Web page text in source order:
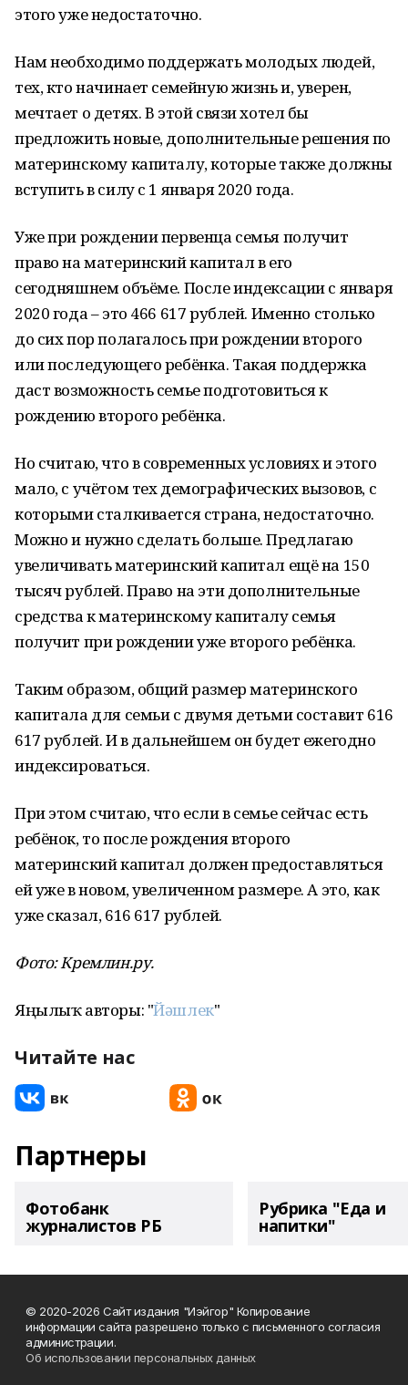
этого уже недостаточно.
Нам необходимо поддержать молодых людей,
тех, кто начинает семейную жизнь и, уверен,
мечтает о детях. В этой связи хотел бы
предложить новые, дополнительные решения по
материнскому капиталу, которые также должны
вступить в силу с 1 января 2020 года.
Уже при рождении первенца семья получит
право на материнский капитал в его
сегодняшнем объёме. После индексации с января
2020 года – это 466 617 рублей. Именно столько
до сих пор полагалось при рождении второго
или последующего ребёнка. Такая поддержка
даст возможность семье подготовиться к
рождению второго ребёнка.
Но считаю, что в современных условиях и этого
мало, с учётом тех демографических вызовов, с
которыми сталкивается страна, недостаточно.
Можно и нужно сделать больше. Предлагаю
увеличивать материнский капитал ещё на 150
тысяч рублей. Право на эти дополнительные
средства к материнскому капиталу семья
получит при рождении уже второго ребёнка.
Таким образом, общий размер материнского
капитала для семьи с двумя детьми составит 616
617 рублей. И в дальнейшем он будет ежегодно
индексироваться.
При этом считаю, что если в семье сейчас есть
ребёнок, то после рождения второго
материнский капитал должен предоставляться
ей уже в новом, увеличенном размере. А это, как
уже сказал, 616 617 рублей.
Фото: Кремлин.ру.
Яңылыҡ авторы: "Йәшлек"
Читайте нас
Партнеры
Фотобанк
журналистов РБ
Рубрика "Еда и
напитки"
© 2020-2026 Сайт издания "Иэйгор" Копирование
информации сайта разрешено только с письменного согласия
администрации.
Об использовании персональных данных